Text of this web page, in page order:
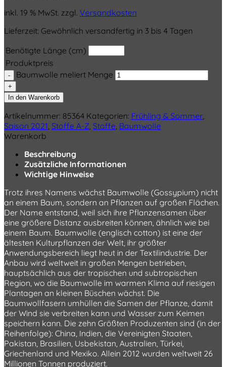
inkl. 19 % MwSt. zzgl. Versandkosten
Lieferzeit: Gewöhnlich versandfertig in 3 bis 4 Tagen
Benötigte Länge (cm)
Produktpreis
Baumwolle meliert Menge
In den Warenkorb
Artikelnummer: 85364 Kategorien: Frühling & Sommer
Saison 2021 Stoffe A-Z Stoffe Baumwolle
Warenkorb
Beschreibung
Zusätzliche Informationen
Wichtige Hinweise
Trotz ihres Namens wächst Baumwolle (Gossypium) nicht
an einem Baum, sondern an Pflanzen auf großen Flächen.
Der Name entstand, weil sich ihre Pflanzensamen über
eine größere Distanz ausbreiten können, ähnlich wie bei
einem Baum. Baumwolle (englisch cotton) ist eine der
ältesten Kulturpflanzen der Welt, ihr größter
Anwendungsbereich liegt heut in der Textilindustrie. Der
Anbau wird weltweit in großen Mengen betrieben,
hauptsächlich aus der tropischen und subtropischen
Region, wo die Baumwolle im warmen Klima auf riesigen
Plantagen an kleinen Büschen wächst. Die
Baumwollfasern umhüllen die Samen der Pflanze, damit
der Wind sie verbreiten kann und Wasser zum Keimen
speichern kann. Die zehn Größten Produzenten sind (in der
Reihenfolge): China, Indien, die Vereinigten Staaten,
Pakistan, Brasilien, Usbekistan, Australien, Türkei,
Griechenland und Mexiko. Allein 2012 wurden weltweit 26
Millionen Tonnen produziert.